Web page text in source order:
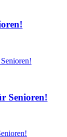
Senioren!